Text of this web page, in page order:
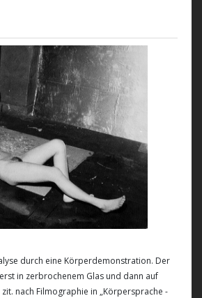
durch eine Körperdemonstration. Der
in zerbrochenem Glas und dann auf
zit. nach Filmographie in „Körpersprache -